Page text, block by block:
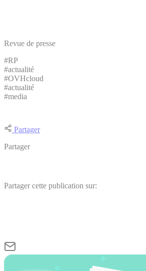
Revue de presse
#RP
#actualité
#OVHcloud
#actualité
#media
Partager
Partager
Partager cette publication sur: